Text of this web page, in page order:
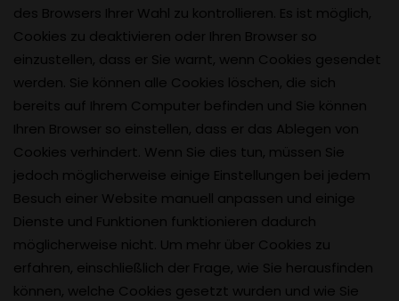
des Browsers Ihrer Wahl zu kontrollieren. Es ist möglich,
Cookies zu deaktivieren oder Ihren Browser so
einzustellen, dass er Sie warnt, wenn Cookies gesendet
werden. Sie können alle Cookies löschen, die sich
bereits auf Ihrem Computer befinden und Sie können
Ihren Browser so einstellen, dass er das Ablegen von
Cookies verhindert. Wenn Sie dies tun, müssen Sie
jedoch möglicherweise einige Einstellungen bei jedem
Besuch einer Website manuell anpassen und einige
Dienste und Funktionen funktionieren dadurch
möglicherweise nicht. Um mehr über Cookies zu
erfahren, einschließlich der Frage, wie Sie herausfinden
können, welche Cookies gesetzt wurden und wie Sie